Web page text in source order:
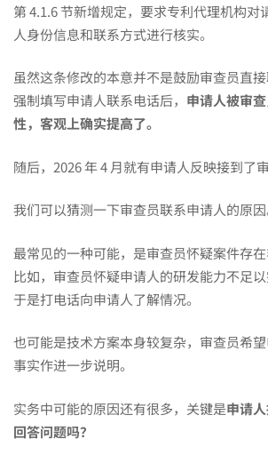
第 4.1.6 节新增规定，要求专利代理机构对
人身份信息和联系方式进行核实。
虽然这条修改的本意并不是鼓励审查员直
强制填写申请人联系电话后， 申请人被审
性，客观上确实提高了。
随后，2026 年 4 月就有申请人反映接到了
我们可以猜测一下审查员联系申请人的原因
最常见的一种可能，是审查员怀疑案件存在
比如，审查员怀疑申请人的研发能力不足以
于是打电话向申请人了解情况。
也可能是技术方案本身较复杂，审查员希
事实作进一步说明。
实务中可能的原因还有很多，关键是申请
回答问题吗？